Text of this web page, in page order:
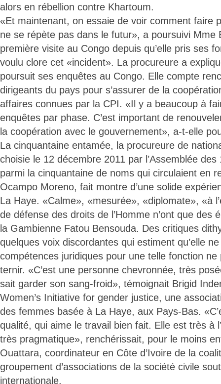
alors en rébellion contre Khartoum.
«Et maintenant, on essaie de voir comment faire
ne se répète pas dans le futur», a poursuivi Mme
première visite au Congo depuis qu’elle pris ses
voulu clore cet «incident». La procureure a
poursuit ses enquêtes au Congo. Elle compte
dirigeants du pays pour s’assurer de la
affaires connues par la CPI. «Il y a beaucoup à
enquêtes par phase. C’est important de
la coopération avec le gouvernement», a-t-elle
La cinquantaine entamée, la procureure de
choisie le 12 décembre 2011 par l’Assemblée
parmi la cinquantaine de noms qui circulaient en
Ocampo Moreno, fait montre d’une solide
La Haye. «Calme», «mesurée», «diplomate», «à
de défense des droits de l’Homme n’ont que des
la Gambienne Fatou Bensouda. Des critiques
quelques voix discordantes qui estiment qu’elle
compétences juridiques pour une telle fonction ne
ternir. «C’est une personne chevronnée, très
sait garder son sang-froid», témoignait Brigid
Women’s Initiative for gender justice, une
des femmes basée à La Haye, aux Pays-Bas.
qualité, qui aime le travail bien fait. Elle est très à
très pragmatique», renchérissait, pour le moins
Ouattara, coordinateur en Côte d’Ivoire de la
groupement d’associations de la société civile
internationale.